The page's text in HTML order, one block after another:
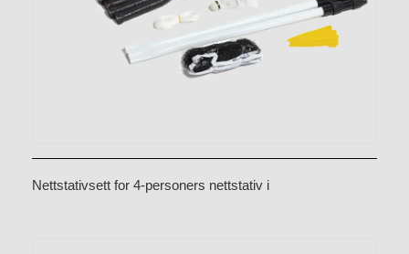
Nettstativsett for 4-personers nettstativ i